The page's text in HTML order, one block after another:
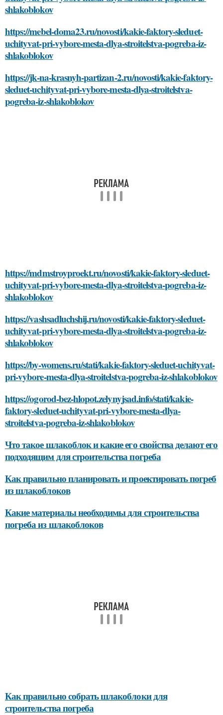
shlakoblokov
https://mebel-doma23.ru/novosti/kakie-faktory-sleduet-
uchityvat-pri-vybore-mesta-dlya-stroitelstva-pogreba-iz-
shlakoblokov
https://jk-na-krasnyh-partizan-2.ru/novosti/kakie-faktory-
sleduet-uchityvat-pri-vybore-mesta-dlya-stroitelstva-
pogreba-iz-shlakoblokov
https://mdmstroyproekt.ru/novosti/kakie-faktory-sleduet-
uchityvat-pri-vybore-mesta-dlya-stroitelstva-pogreba-iz-
shlakoblokov
https://vashsadluchshij.ru/novosti/kakie-faktory-sleduet-
uchityvat-pri-vybore-mesta-dlya-stroitelstva-pogreba-iz-
shlakoblokov
https://by-womens.ru/stati/kakie-faktory-sleduet-uchityvat-
pri-vybore-mesta-dlya-stroitelstva-pogreba-iz-shlakoblokov
https://ogorod-bez-hlopot.zelynyjsad.info/stati/kakie-
faktory-sleduet-uchityvat-pri-vybore-mesta-dlya-
stroitelstva-pogreba-iz-shlakoblokov
Что такое шлакоблок и какие его свойства делают его
подходящим для строительства погреба
Как правильно планировать и проектировать погреб
из шлакоблоков
Какие материалы необходимы для строительства
погреба из шлакоблоков
Как правильно собрать шлакоблоки для
строительства погреба